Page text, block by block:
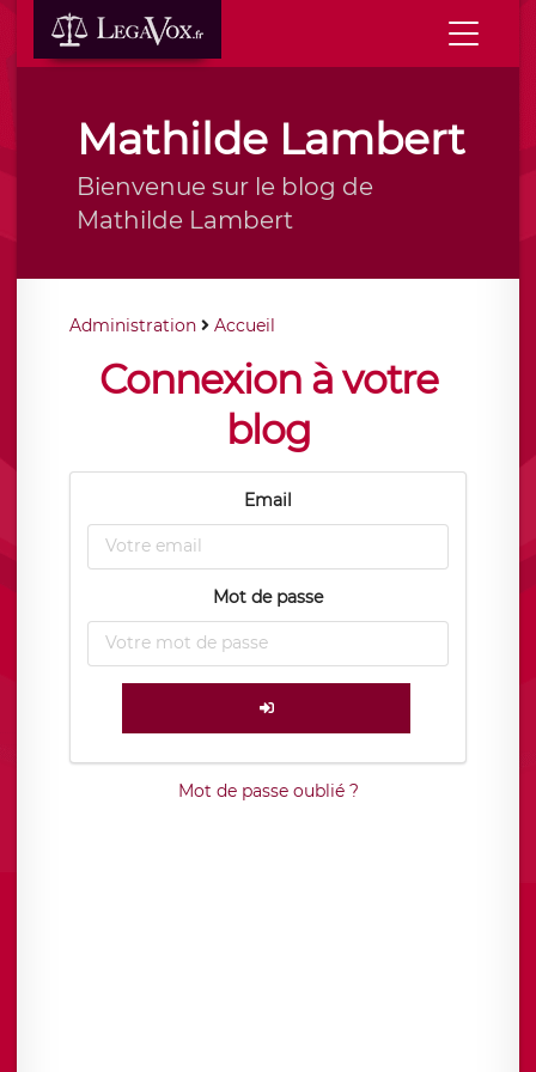
Mathilde Lambert
Bienvenue sur le blog de
Mathilde Lambert
Administration Accueil
Connexion à votre
blog
Email
Mot de passe
Mot de passe oublié ?